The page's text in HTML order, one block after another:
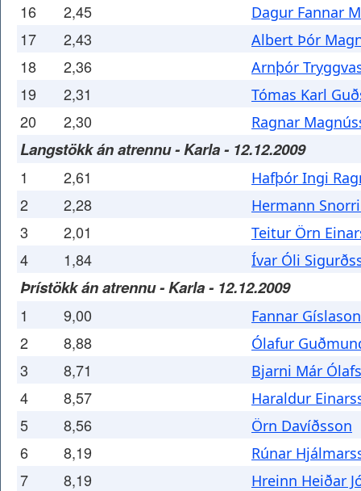
16 2,45 Dagur Fannar
17 2,43 Albert Þór
18 2,36 Arnþór
19 2,31 Tómas Karl
20 2,30 Ragnar
Langstökk án atrennu - Karla - 12.12.2009
1 2,61 Hafþór Ingi
2 2,28 Hermann
3 2,01 Teitur Örn
4 1,84 Ívar Óli
Þrístökk án atrennu - Karla - 12.12.2009
1 9,00 Fannar Gíslason
2 8,88 Ólafur
3 8,71 Bjarni Már
4 8,57 Haraldur
5 8,56 Örn Davíðsson
6 8,19 Rúnar
7 8,19 Hreinn Heiðar